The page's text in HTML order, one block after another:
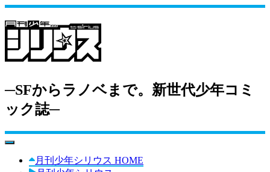
─SFからラノベまで。新世代少年コミ
ック誌─
toggle navigation
月刊少年シリウス HOME